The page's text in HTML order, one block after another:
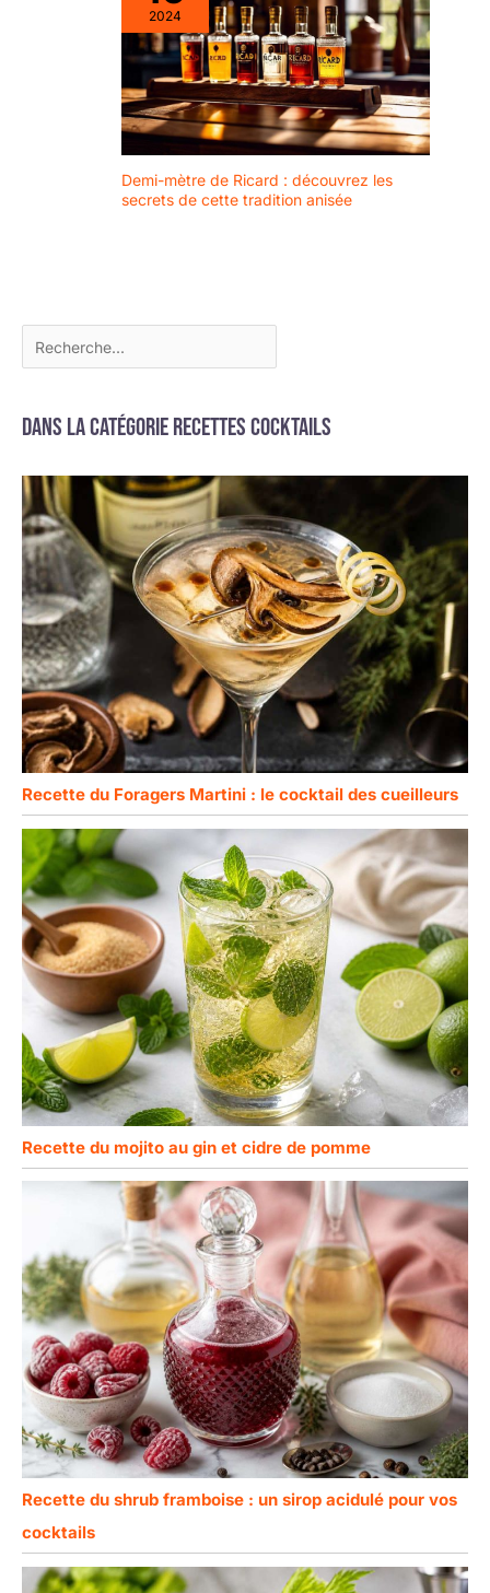
2024
Demi-mètre de Ricard : découvrez les
secrets de cette tradition anisée
Dans la catégorie Recettes cocktails
Recette du Foragers Martini : le cocktail des cueilleurs
Recette du mojito au gin et cidre de pomme
Recette du shrub framboise : un sirop acidulé pour vos
cocktails